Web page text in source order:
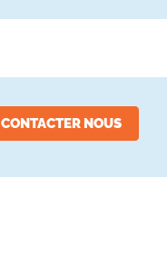
CONTACTER NOUS